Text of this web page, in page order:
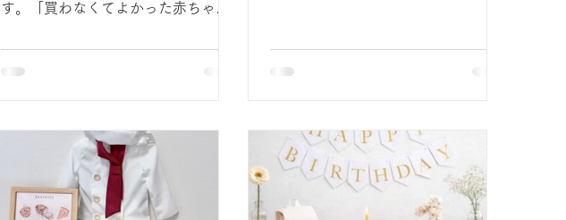
す。「買わなくてよかった赤ちゃん
の大事な美記憶を残しましょう！ 目
次 ： ようこそ、グランアニバー
2 撮影タイム STEP 3 ご返却 ２．
おうちスタジオのつくり方 簡
単！手間なし！「お部屋の飾りつけ
とお着換え」 ■おうちフォトス
姫様ドレスの魔法 ​お部屋が一瞬で魔
ませんか？ 憧れのプリンセスが住む
世界をイメージした、存在感たっぷ
りの大きなフラワーオブジェとドレ
スのフルセットです ◇レンタルする